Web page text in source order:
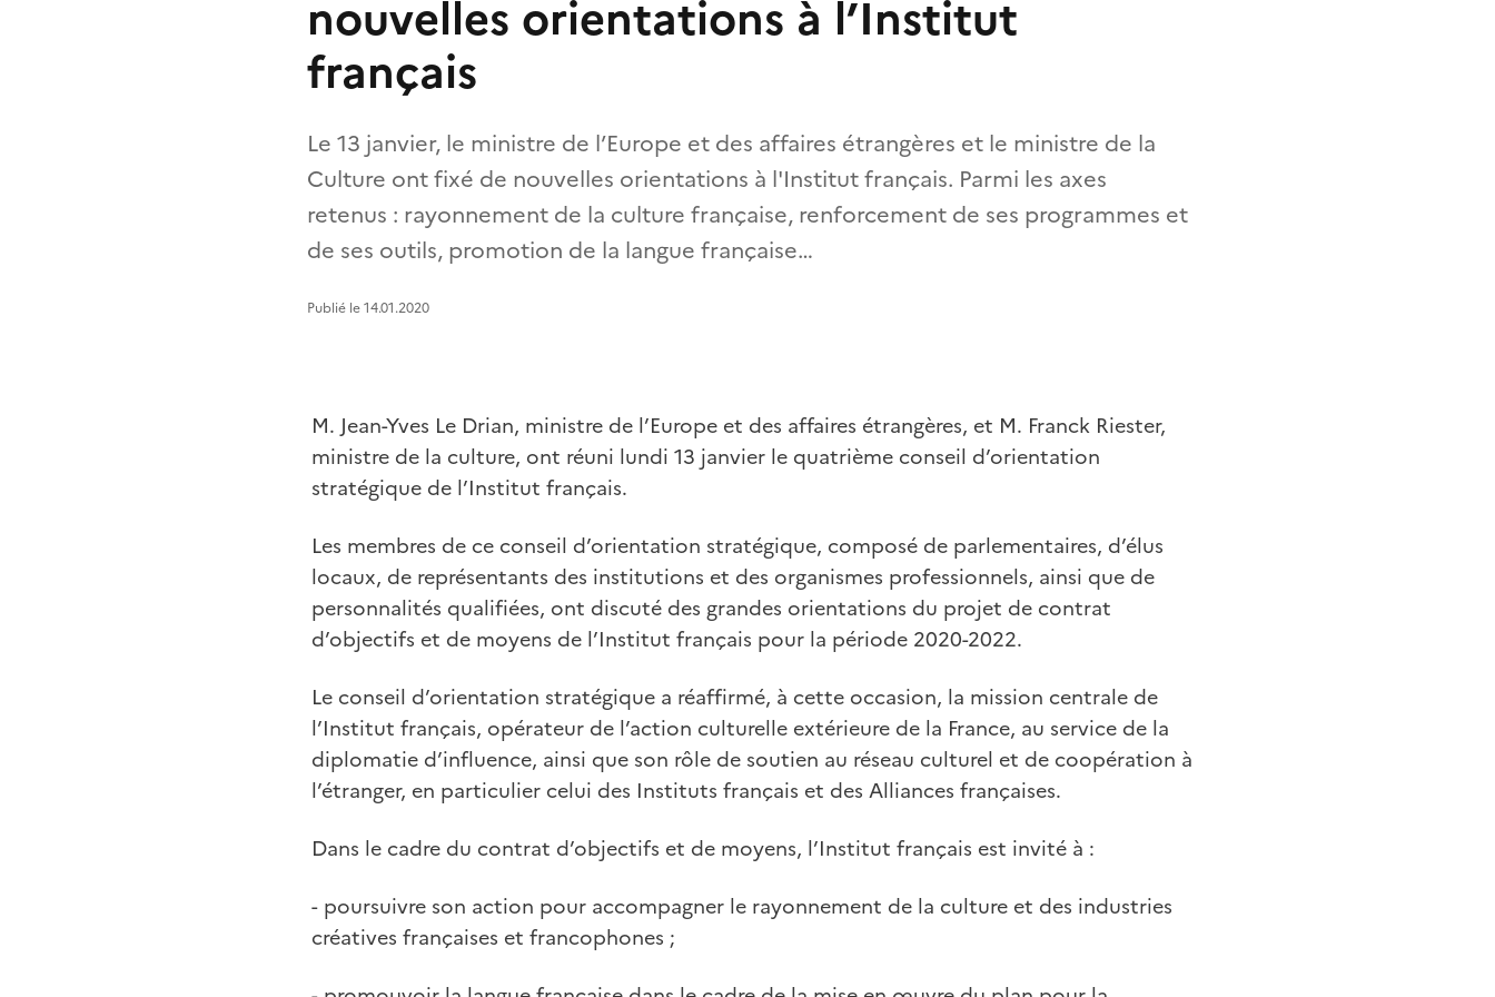
nouvelles orientations à l’Institut
français
Le 13 janvier, le ministre de l’Europe et des affaires étrangères et le ministre de la
Culture ont fixé de nouvelles orientations à l'Institut français. Parmi les axes
retenus : rayonnement de la culture française, renforcement de ses programmes et
de ses outils, promotion de la langue française…
Publié le 14.01.2020
M. Jean-Yves Le Drian, ministre de l’Europe et des affaires étrangères, et M. Franck Riester,
ministre de la culture, ont réuni lundi 13 janvier le quatrième conseil d’orientation
stratégique de l’Institut français.
Les membres de ce conseil d’orientation stratégique, composé de parlementaires, d’élus
locaux, de représentants des institutions et des organismes professionnels, ainsi que de
personnalités qualifiées, ont discuté des grandes orientations du projet de contrat
d’objectifs et de moyens de l’Institut français pour la période 2020-2022.
Le conseil d’orientation stratégique a réaffirmé, à cette occasion, la mission centrale de
l’Institut français, opérateur de l’action culturelle extérieure de la France, au service de la
diplomatie d’influence, ainsi que son rôle de soutien au réseau culturel et de coopération à
l’étranger, en particulier celui des Instituts français et des Alliances françaises.
Dans le cadre du contrat d’objectifs et de moyens, l’Institut français est invité à :
- poursuivre son action pour accompagner le rayonnement de la culture et des industries
créatives françaises et francophones ;